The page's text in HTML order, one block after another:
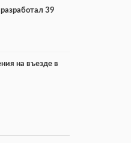
39
на въезде в
заседание АТК и